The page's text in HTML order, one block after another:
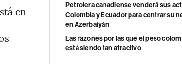
en
Petrolera canadiense venderá sus
Colombia y Ecuador para centrar su
en Azerbaiyán
Las razones por las que el peso
está siendo tan atractivo